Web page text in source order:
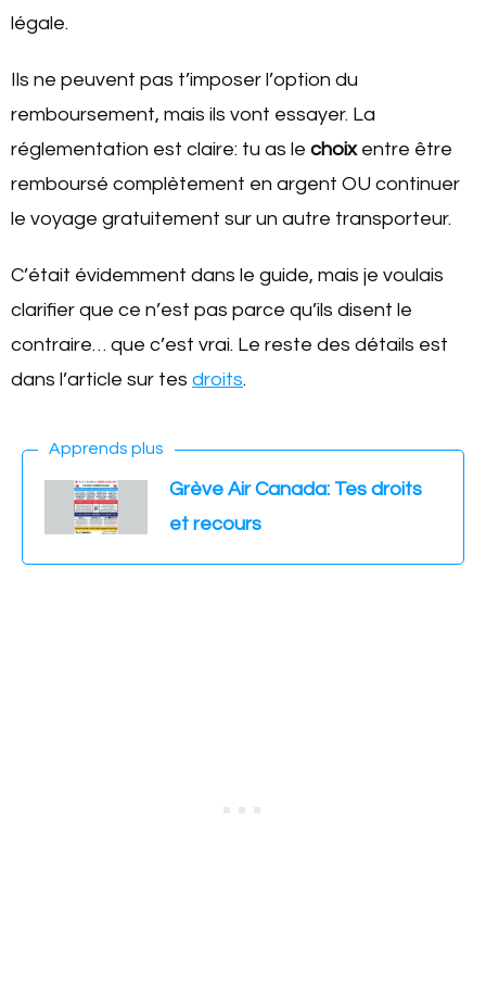
légale.
Ils ne peuvent pas t’imposer l’option du
remboursement, mais ils vont essayer. La
réglementation est claire: tu as le choixentre être
remboursé complètement en argent OU continuer
le voyage gratuitement sur un autre transporteur.
C’était évidemment dans le guide, mais je voulais
clarifier que ce n’est pas parce qu’ils disent le
contraire… que c’est vrai. Le reste des détails est
dans l’article sur tes droits.
Apprends plus
Grève Air Canada: Tes droits
et recours